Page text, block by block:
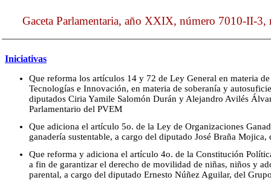
Gaceta Parlamentaria, año XXIX, número 7010-II-3,
Iniciativas
Que reforma los artículos 14 y 72 de Ley General en materia
Tecnologías e Innovación, en materia de soberanía y
diputados Ciria Yamile Salomón Durán y Alejandro Avilés
Parlamentario del PVEM
Que adiciona el artículo 5o. de la Ley de Organizaciones
ganadería sustentable, a cargo del diputado José Braña
Que reforma y adiciona el artículo 4o. de la Constitución
a fin de garantizar el derecho de movilidad de niñas, niños y
parental, a cargo del diputado Ernesto Núñez Aguilar, del